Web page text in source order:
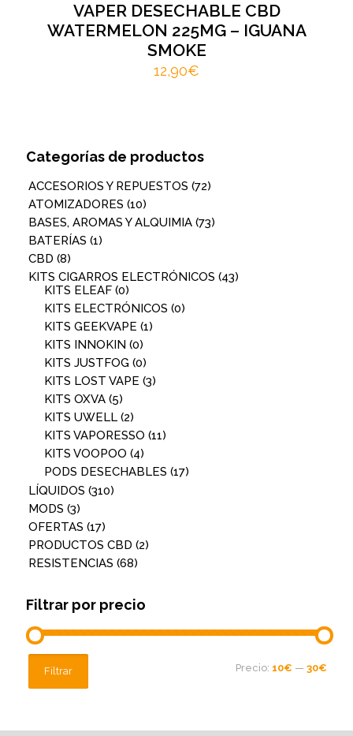
VAPER DESECHABLE CBD
WATERMELON 225MG – IGUANA
SMOKE
12,90€
Categorías de productos
ACCESORIOS Y REPUESTOS (72)
ATOMIZADORES (10)
BASES, AROMAS Y ALQUIMIA (73)
BATERÍAS (1)
CBD (8)
KITS CIGARROS ELECTRÓNICOS (43)
KITS ELEAF (0)
KITS ELECTRÓNICOS (0)
KITS GEEKVAPE (1)
KITS INNOKIN (0)
KITS JUSTFOG (0)
KITS LOST VAPE (3)
KITS OXVA (5)
KITS UWELL (2)
KITS VAPORESSO (11)
KITS VOOPOO (4)
PODS DESECHABLES (17)
LÍQUIDOS (310)
MODS (3)
OFERTAS (17)
PRODUCTOS CBD (2)
RESISTENCIAS (68)
Filtrar por precio
Precio
mínimo
Precio
máximo
Filtrar Precio: 10€ — 30€